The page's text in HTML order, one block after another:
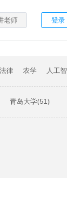
登录
律 农学 人工
青岛大学(51)